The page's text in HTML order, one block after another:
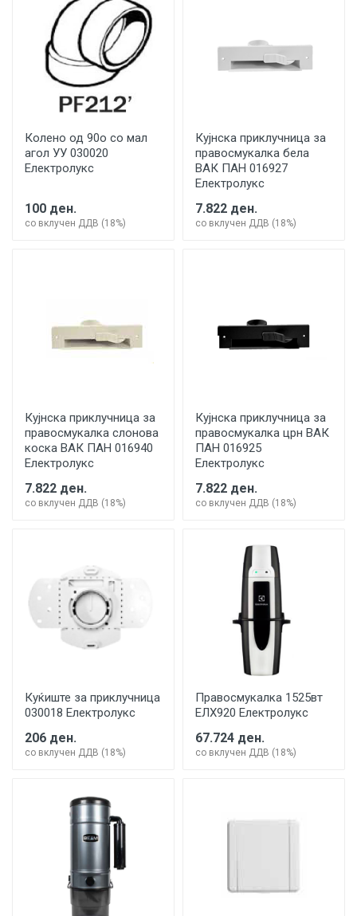
Колено од 90о со мал
агол УУ 030020
Електролукс
100 ден.
со вклучен ДДВ (18%)
Кујнска приклучница за
правосмукалка бела
ВАК ПАН 016927
Електролукс
7.822 ден.
со вклучен ДДВ (18%)
Кујнска приклучница за
правосмукалка слонова
коска ВАК ПАН 016940
Електролукс
7.822 ден.
со вклучен ДДВ (18%)
Кујнска приклучница за
правосмукалка црн ВАК
ПАН 016925
Електролукс
7.822 ден.
со вклучен ДДВ (18%)
Куќиште за приклучница
030018 Електролукс
206 ден.
со вклучен ДДВ (18%)
Правосмукалка 1525вт
ЕЛХ920 Електролукс
67.724 ден.
со вклучен ДДВ (18%)